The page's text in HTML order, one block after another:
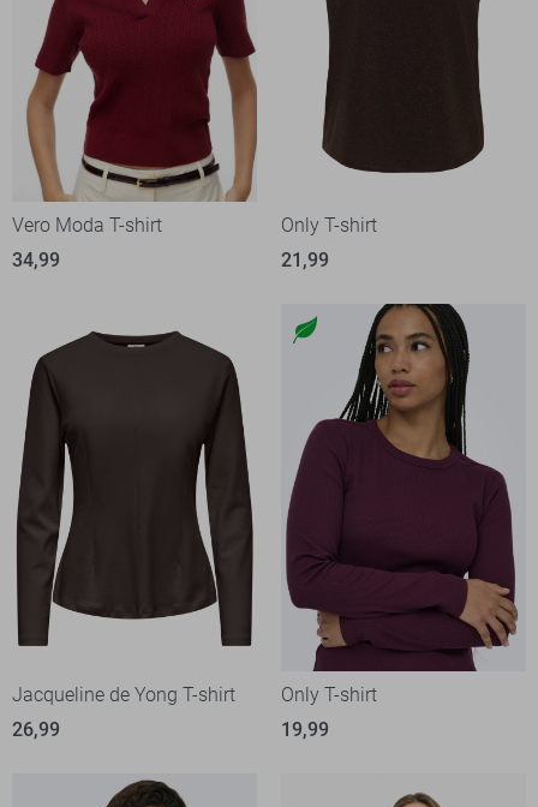
Vero Moda T-shirt
34,99
Only T-shirt
21,99
Jacqueline de Yong T-shirt
26,99
Only T-shirt
19,99